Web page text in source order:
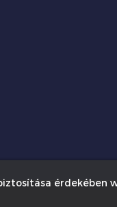
érdekében